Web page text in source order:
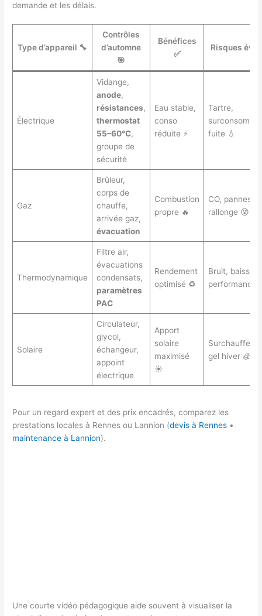
demande et les délais.
Type d’appareil 🔧
Contrôles
d’automne
🎯
Bénéfices
✅
Risques
Électrique
Vidange,
anode,
résistances,
thermostat
55–60°C,
groupe de
sécurité
Eau stable,
conso
réduite ⚡
Tartre,
fuite 💧
Gaz
Brûleur,
corps de
chauffe,
arrivée gaz,
évacuation
Combustion
propre 🔥
CO, pannes à
rallonge 😵
Thermodynamique
Filtre air,
évacuations
condensats,
paramètres
PAC
Rendement
optimisé ♻️
Bruit, baisse
performance
Solaire
Circulateur,
glycol,
échangeur,
appoint
électrique
Apport
solaire
maximisé
☀️
Surchauffe
gel hiver 🧊
Pour un regard expert et des prix encadrés, comparez les
prestations locales à Rennes ou Lannion (devis à Rennes •
maintenance à Lannion).
Une courte vidéo pédagogique aide souvent à visualiser la